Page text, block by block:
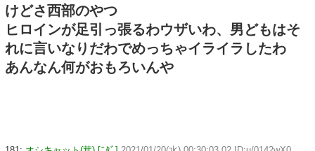
けどさ西部のやつ
ヒロインが足引っ張るわウザいわ、男どもはそ
れに言いなりだわでめっちゃイライラしたわ
あんなん何がおもろいんや